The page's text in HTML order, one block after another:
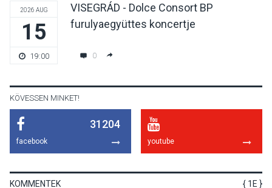
KULTÚRA
2026 AUG
15
19:00
VISEGRÁD - Dolce Consort BP
furulyaegyüttes koncertje
0
KÖVESSEN MINKET!
31204
facebook youtube
KOMMENTEK { 1E }